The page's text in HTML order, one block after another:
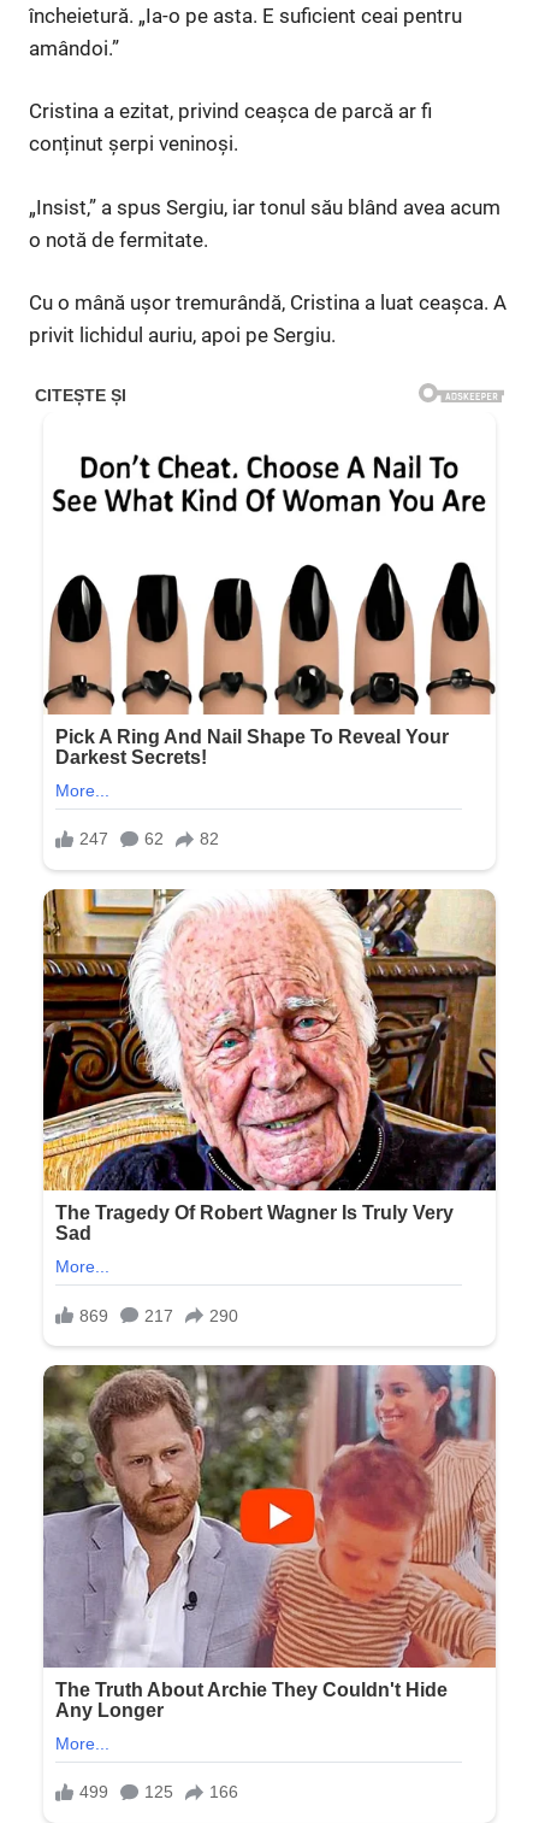
încheietură. „Ia-o pe asta. E suficient ceai pentru
amândoi.”
Cristina a ezitat, privind ceașca de parcă ar fi
conținut șerpi veninoși.
„Insist,” a spus Sergiu, iar tonul său blând avea acum
o notă de fermitate.
Cu o mână ușor tremurândă, Cristina a luat ceașca. A
privit lichidul auriu, apoi pe Sergiu.